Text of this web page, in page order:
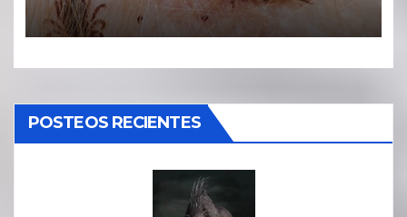
POSTEOS RECIENTES